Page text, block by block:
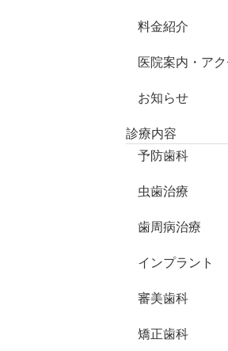
料金紹介
医院案内・ア
お知らせ
診療内容
予防歯科
虫歯治療
歯周病治療
インプラント
審美歯科
矯正歯科